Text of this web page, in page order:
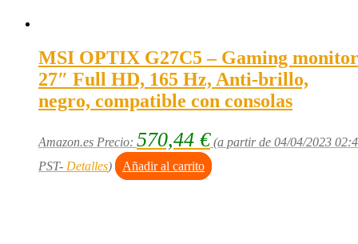
MSI OPTIX G27C5 – Gaming monitor
27″ Full HD, 165 Hz, Anti-brillo,
negro, compatible con consolas
Amazon.es Precio: 570,44 € (a partir de 04/04/2023
PST- Detalles) Añadir al carrito